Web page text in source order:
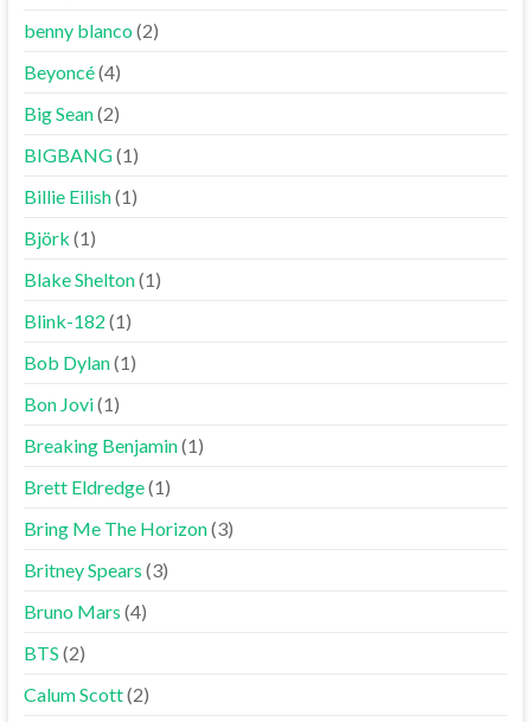
benny blanco(2)
Beyoncé(4)
Big Sean(2)
BIGBANG(1)
Billie Eilish(1)
Björk (1)
Blake Shelton(1)
Blink-182 (1)
Bob Dylan(1)
Bon Jovi(1)
Breaking Benjamin(1)
Brett Eldredge(1)
Bring Me The Horizon(3)
Britney Spears (3)
Bruno Mars (4)
BTS (2)
Calum Scott(2)